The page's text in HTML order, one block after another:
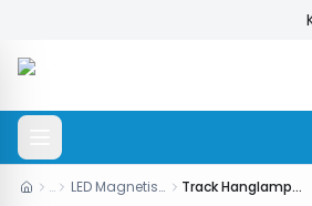
… LED Magnetisch Systeem Track Hanglamp Spot, 24V, 5W, 2700K, Mat Zwart, Dimbaar